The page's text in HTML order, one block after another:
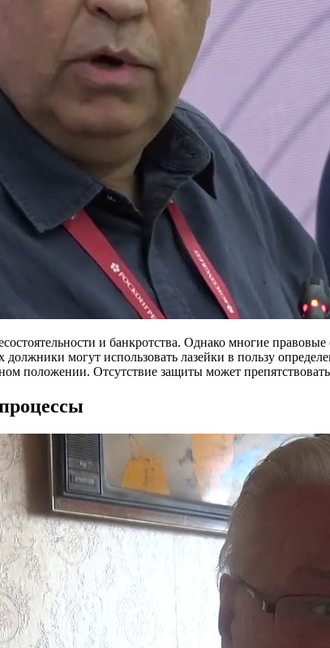
и банкротства. Однако многие
могут использовать лазейки в пользу
положении. Отсутствие защиты может